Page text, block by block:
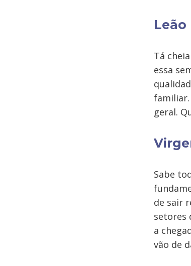
Leão
Tá
essa
familiar.
geral.
Sabe
de sair
setores
a
vão de